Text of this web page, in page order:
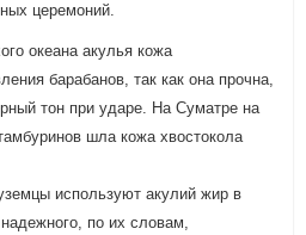
церемоний.
океана акулья кожа
барабанов, так как она прочна,
тон при ударе. На Суматре на
шла кожа хвостокола
используют акулий жир в
по их словам,